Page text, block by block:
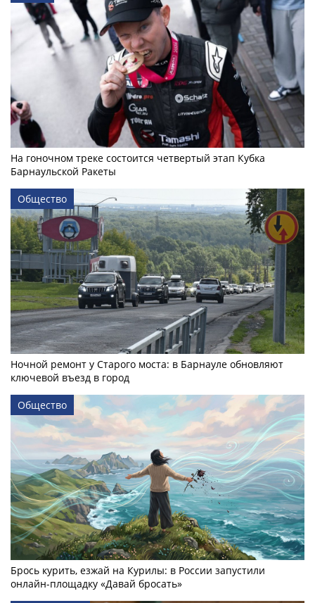
На гоночном треке состоится четвертый этап Кубка
Барнаульской Ракеты
Общество
Ночной ремонт у Старого моста: в Барнауле обновляют
ключевой въезд в город
Общество
Брось курить, езжай на Курилы: в России запустили
онлайн-­площадку «Давай бросать»